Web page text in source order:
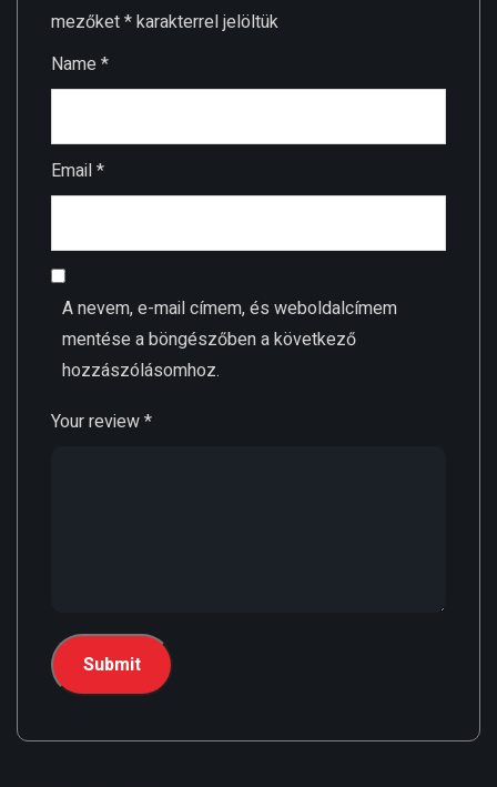
mezőket*karakterrel jelöltük
Name*
Email*
A nevem, e-mail címem, és weboldalcímem
mentése a böngészőben a következő
hozzászólásomhoz.
Your review*